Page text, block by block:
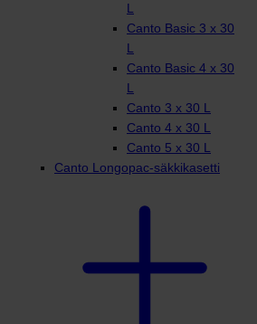
L
Canto Basic 3 x 30
L
Canto Basic 4 x 30
L
Canto 3 x 30 L
Canto 4 x 30 L
Canto 5 x 30 L
Canto Longopac-säkkikasetti